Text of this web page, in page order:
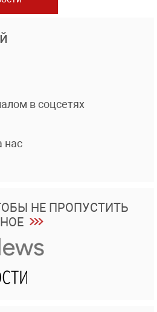
в соцсетях
нас
НЕ ПРОПУСТИТЬ